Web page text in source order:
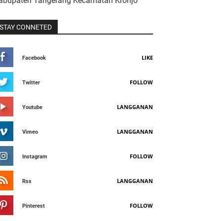
STAY CONNETED
Facebook LIKE
Twitter FOLLOW
Youtube LANGGANAN
Vimeo LANGGANAN
Instagram FOLLOW
Rss LANGGANAN
Pinterest FOLLOW